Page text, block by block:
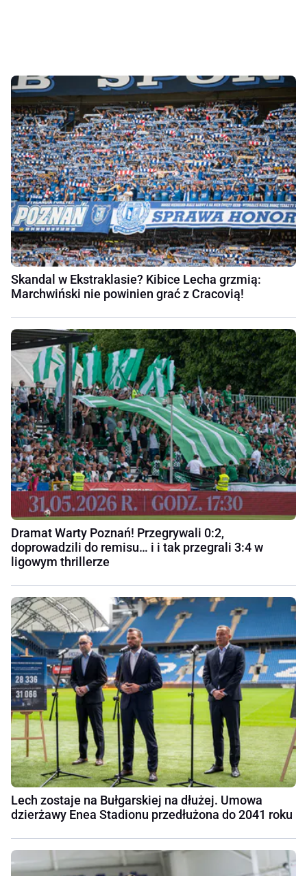
Skandal w Ekstraklasie? Kibice Lecha grzmią:
Marchwiński nie powinien grać z Cracovią!
Dramat Warty Poznań! Przegrywali 0:2,
doprowadzili do remisu… i i tak przegrali 3:4 w
ligowym thrillerze
Lech zostaje na Bułgarskiej na dłużej. Umowa
dzierżawy Enea Stadionu przedłużona do 2041 roku